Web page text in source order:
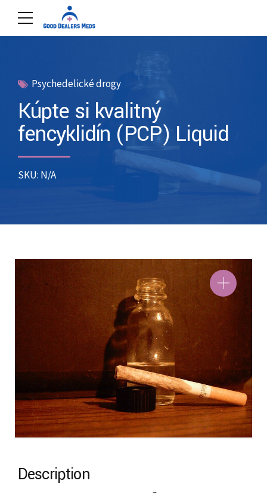
Psychedelické drogy
Kúpte si kvalitný
fencyklidín (PCP) Liquid
SKU: N/A
Description